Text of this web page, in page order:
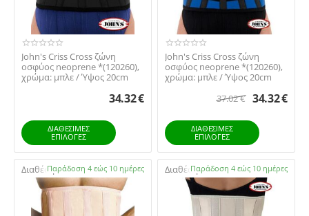
​​John's Criss Cross ζώνη
οσφύος neoprene *(120260),
χρώμα: μπλε / Ύψος 20cm
34.32€
ΔΙΑΘΕΣΙΜΕΣ
ΕΠΙΛΟΓΈΣ
​​John's Criss Cross ζώνη
οσφύος neoprene *(120260),
χρώμα: μπλε / Ύψος 20cm
37.02€ 34.32€
ΔΙΑΘΕΣΙΜΕΣ
ΕΠΙΛΟΓΈΣ
Διαθέσιμο:Παράδοση 4 εώς 10 ημέρες Διαθέσιμο:Παράδοση 4 εώς 10 ημέρες